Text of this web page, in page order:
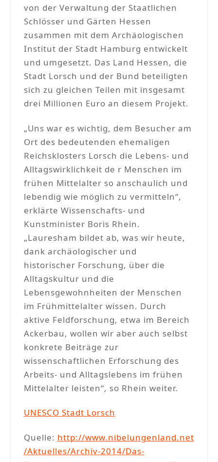
von der Verwaltung der Staatlichen
Schlösser und Gärten Hessen
zusammen mit dem Archäologischen
Institut der Stadt Hamburg entwickelt
und umgesetzt. Das Land Hessen, die
Stadt Lorsch und der Bund beteiligten
sich zu gleichen Teilen mit insgesamt
drei Millionen Euro an diesem Projekt.
„Uns war es wichtig, dem Besucher am
Ort des bedeutenden ehemaligen
Reichsklosters Lorsch die Lebens- und
Alltagswirklichkeit de r Menschen im
frühen Mittelalter so anschaulich und
lebendig wie möglich zu vermitteln“,
erklärte Wissenschafts- und
Kunstminister Boris Rhein.
„Lauresham bildet ab, was wir heute,
dank archäologischer und
historischer Forschung, über die
Alltagskultur und die
Lebensgewohnheiten der Menschen
im Frühmittelalter wissen. Durch
aktive Feldforschung, etwa im Bereich
Ackerbau, wollen wir aber auch selbst
konkrete Beiträge zur
wissenschaftlichen Erforschung des
Arbeits- und Alltagslebens im frühen
Mittelalter leisten“, so Rhein weiter.
UNESCO Stadt Lorsch
Quelle: http://www.nibelungenland.net
/Aktuelles/Archiv-2014/Das-